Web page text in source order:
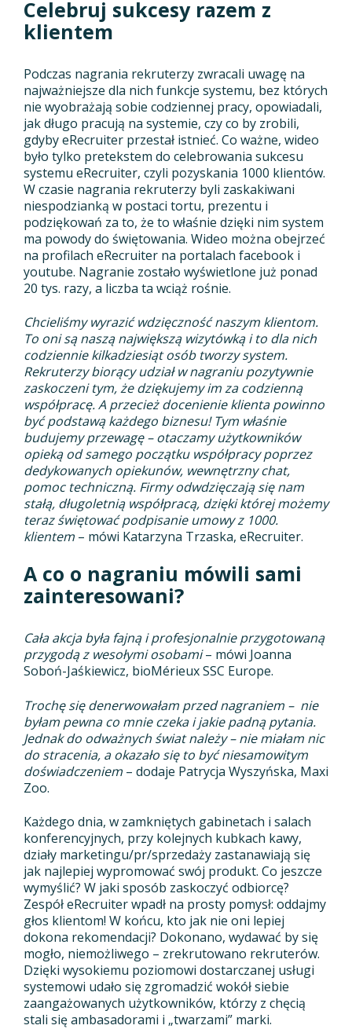
Celebruj sukcesy razem z
klientem
Podczas nagrania rekruterzy zwracali uwagę na
najważniejsze dla nich funkcje systemu, bez których
nie wyobrażają sobie codziennej pracy, opowiadali,
jak długo pracują na systemie, czy co by zrobili,
gdyby eRecruiter przestał istnieć. Co ważne, wideo
było tylko pretekstem do celebrowania sukcesu
systemu eRecruiter, czyli pozyskania 1000 klientów.
W czasie nagrania rekruterzy byli zaskakiwani
niespodzianką w postaci tortu, prezentu i
podziękowań za to, że to właśnie dzięki nim system
ma powody do świętowania. Wideo można obejrzeć
na profilach eRecruiter na portalach facebook i
youtube. Nagranie zostało wyświetlone już ponad
20 tys. razy, a liczba ta wciąż rośnie.
Chcieliśmy wyrazić wdzięczność naszym klientom.
To oni są naszą największą wizytówką i to dla nich
codziennie kilkadziesiąt osób tworzy system.
Rekruterzy biorący udział w nagraniu pozytywnie
zaskoczeni tym, że dziękujemy im za codzienną
współpracę. A przecież docenienie klienta powinno
być podstawą każdego biznesu! Tym właśnie
budujemy przewagę – otaczamy użytkowników
opieką od samego początku współpracy poprzez
dedykowanych opiekunów, wewnętrzny chat,
pomoc techniczną. Firmy odwdzięczają się nam
stałą, długoletnią współpracą, dzięki której możemy
teraz świętować podpisanie umowy z 1000.
klientem – mówi Katarzyna Trzaska, eRecruiter.
A co o nagraniu mówili sami
zainteresowani?
Cała akcja była fajną i profesjonalnie przygotowaną
przygodą z wesołymi osobami– mówi Joanna
Soboń-Jaśkiewicz, bioMérieux SSC Europe.
Trochę się denerwowałam przed nagraniem – nie
byłam pewna co mnie czeka i jakie padną pytania.
Jednak do odważnych świat należy – nie miałam nic
do stracenia, a okazało się to być niesamowitym
doświadczeniem – dodaje Patrycja Wyszyńska, Maxi
Zoo.
Każdego dnia, w zamkniętych gabinetach i salach
konferencyjnych, przy kolejnych kubkach kawy,
działy marketingu/pr/sprzedaży zastanawiają się
jak najlepiej wypromować swój produkt. Co jeszcze
wymyślić? W jaki sposób zaskoczyć odbiorcę?
Zespół eRecruiter wpadł na prosty pomysł: oddajmy
głos klientom! W końcu, kto jak nie oni lepiej
dokona rekomendacji? Dokonano, wydawać by się
mogło, niemożliwego – zrekrutowano rekruterów.
Dzięki wysokiemu poziomowi dostarczanej usługi
systemowi udało się zgromadzić wokół siebie
zaangażowanych użytkowników, którzy z chęcią
stali się ambasadorami i „twarzami” marki.